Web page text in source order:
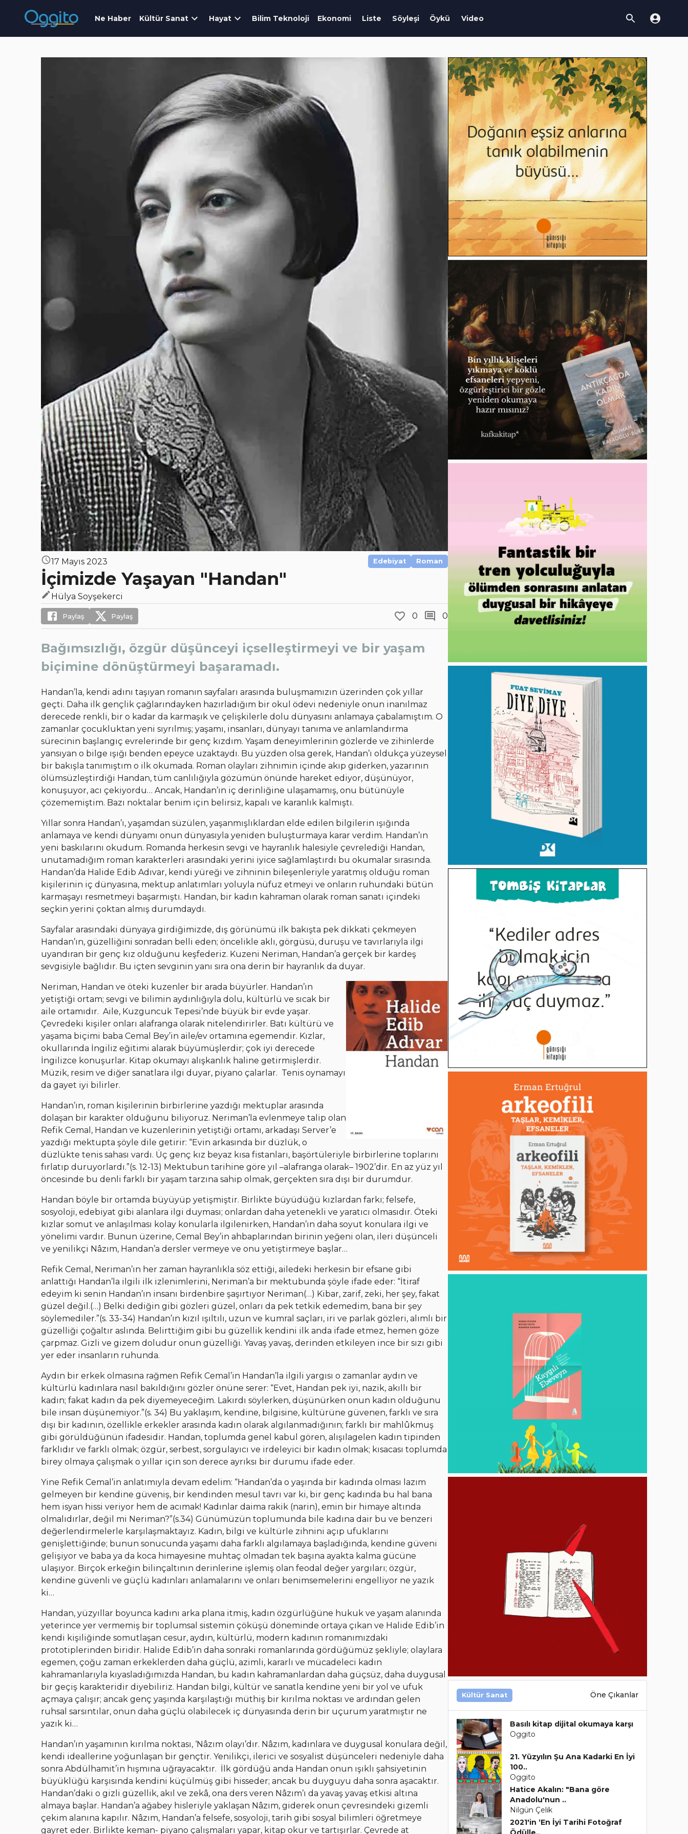
Ne Haber Kültür Sanat Hayat Bilim Teknoloji Ekonomi Liste Söyleşi Öykü Video
17 Mayıs 2023 Edebiyat Roman
İçimizde Yaşayan "Handan"
Hülya Soyşekerci
Paylaş Paylaş 0 0
Bağımsızlığı, özgür düşünceyi içselleştirmeyi ve bir yaşam
biçimine dönüştürmeyi başaramadı.
Handan’la, kendi adını taşıyan romanın sayfaları arasında buluşmamızın üzerinden çok yıllar
geçti. Daha ilk gençlik çağlarındayken hazırladığım bir okul ödevi nedeniyle onun inanılmaz
derecede renkli, bir o kadar da karmaşık ve çelişkilerle dolu dünyasını anlamaya çabalamıştım. O
zamanlar çocukluktan yeni sıyrılmış; yaşamı, insanları, dünyayı tanıma ve anlamlandırma
sürecinin başlangıç evrelerinde bir genç kızdım. Yaşam deneyimlerinin gözlerde ve zihinlerde
yansıyan o bilge ışığı benden epeyce uzaktaydı. Bu yüzden olsa gerek, Handan’ı oldukça yüzeysel
bir bakışla tanımıştım o ilk okumada. Roman olayları zihnimin içinde akıp giderken, yazarının
ölümsüzleştirdiği Handan, tüm canlılığıyla gözümün önünde hareket ediyor, düşünüyor,
konuşuyor, acı çekiyordu… Ancak, Handan’ın iç derinliğine ulaşamamış, onu bütünüyle
çözememiştim. Bazı noktalar benim için belirsiz, kapalı ve karanlık kalmıştı.
Yıllar sonra Handan’ı, yaşamdan süzülen, yaşanmışlıklardan elde edilen bilgilerin ışığında
anlamaya ve kendi dünyamı onun dünyasıyla yeniden buluşturmaya karar verdim. Handan’ın
yeni baskılarını okudum. Romanda herkesin sevgi ve hayranlık halesiyle çevrelediği Handan,
unutamadığım roman karakterleri arasındaki yerini iyice sağlamlaştırdı bu okumalar sırasında.
Handan’da Halide Edib Adıvar, kendi yüreği ve zihninin bileşenleriyle yaratmış olduğu roman
kişilerinin iç dünyasına, mektup anlatımları yoluyla nüfuz etmeyi ve onların ruhundaki bütün
karmaşayı resmetmeyi başarmıştı. Handan, bir kadın kahraman olarak roman sanatı içindeki
seçkin yerini çoktan almış durumdaydı.
Sayfalar arasındaki dünyaya girdiğimizde, dış görünümü ilk bakışta pek dikkati çekmeyen
Handan’ın, güzelliğini sonradan belli eden; öncelikle aklı, görgüsü, duruşu ve tavırlarıyla ilgi
uyandıran bir genç kız olduğunu keşfederiz. Kuzeni Neriman, Handan’a gerçek bir kardeş
sevgisiyle bağlıdır. Bu içten sevginin yanı sıra ona derin bir hayranlık da duyar.
Neriman, Handan ve öteki kuzenler bir arada büyürler. Handan’ın
yetiştiği ortam; sevgi ve bilimin aydınlığıyla dolu, kültürlü ve sıcak bir
aile ortamıdır. Aile, Kuzguncuk Tepesi’nde büyük bir evde yaşar.
Çevredeki kişiler onları alafranga olarak nitelendirirler. Batı kültürü ve
yaşama biçimi baba Cemal Bey’in aile/ev ortamına egemendir. Kızlar,
okullarında İngiliz eğitimi alarak büyümüşlerdir; çok iyi derecede
İngilizce konuşurlar. Kitap okumayı alışkanlık haline getirmişlerdir.
Müzik, resim ve diğer sanatlara ilgi duyar, piyano çalarlar. Tenis oynamayı
da gayet iyi bilirler.
Handan’ın, roman kişilerinin birbirlerine yazdığı mektuplar arasında
dolaşan bir karakter olduğunu biliyoruz. Neriman’la evlenmeye talip olan
Refik Cemal, Handan ve kuzenlerinin yetiştiği ortamı, arkadaşı Server’e
yazdığı mektupta şöyle dile getirir: “Evin arkasında bir düzlük, o
düzlükte tenis sahası vardı. Üç genç kız beyaz kısa fistanları, başörtüleriyle birbirlerine toplarını
fırlatıp duruyorlardı.”(s. 12-13) Mektubun tarihine göre yıl –alafranga olarak– 1902’dir. En az yüz yıl
öncesinde bu denli farklı bir yaşam tarzına sahip olmak, gerçekten sıra dışı bir durumdur.
Handan böyle bir ortamda büyüyüp yetişmiştir. Birlikte büyüdüğü kızlardan farkı; felsefe,
sosyoloji, edebiyat gibi alanlara ilgi duyması; onlardan daha yetenekli ve yaratıcı olmasıdır. Öteki
kızlar somut ve anlaşılması kolay konularla ilgilenirken, Handan’ın daha soyut konulara ilgi ve
yönelimi vardır. Bunun üzerine, Cemal Bey’in ahbaplarından birinin yeğeni olan, ileri düşünceli
ve yenilikçi Nâzım, Handan’a dersler vermeye ve onu yetiştirmeye başlar…
Refik Cemal, Neriman’ın her zaman hayranlıkla söz ettiği, ailedeki herkesin bir efsane gibi
anlattığı Handan’la ilgili ilk izlenimlerini, Neriman’a bir mektubunda şöyle ifade eder: “İtiraf
edeyim ki senin Handan’ın insanı birdenbire şaşırtıyor Neriman(…) Kibar, zarif, zeki, her şey, fakat
güzel değil.(…) Belki dediğin gibi gözleri güzel, onları da pek tetkik edemedim, bana bir şey
söylemediler.”(s. 33-34) Handan’ın kızıl ışıltılı, uzun ve kumral saçları, iri ve parlak gözleri, alımlı bir
güzelliği çoğaltır aslında. Belirttiğim gibi bu güzellik kendini ilk anda ifade etmez, hemen göze
çarpmaz. Gizli ve gizem doludur onun güzelliği. Yavaş yavaş, derinden etkileyen ince bir sızı gibi
yer eder insanların ruhunda.
Aydın bir erkek olmasına rağmen Refik Cemal’in Handan’la ilgili yargısı o zamanlar aydın ve
kültürlü kadınlara nasıl bakıldığını gözler önüne serer: “Evet, Handan pek iyi, nazik, akıllı bir
kadın; fakat kadın da pek diyemeyeceğim. Lakırdı söylerken, düşünürken onun kadın olduğunu
bile insan düşünemiyor.”(s. 34) Bu yaklaşım, kendine, bilgisine, kültürüne güvenen, farklı ve sıra
dışı bir kadının, özellikle erkekler arasında kadın olarak algılanmadığının; farklı bir mahlûkmuş
gibi görüldüğünün ifadesidir. Handan, toplumda genel kabul gören, alışılagelen kadın tipinden
farklıdır ve farklı olmak; özgür, serbest, sorgulayıcı ve irdeleyici bir kadın olmak; kısacası toplumda
birey olmaya çalışmak o yıllar için son derece ayrıksı bir durumu ifade eder.
Yine Refik Cemal’in anlatımıyla devam edelim: “Handan’da o yaşında bir kadında olması lazım
gelmeyen bir kendine güveniş, bir kendinden mesul tavrı var ki, bir genç kadında bu hal bana
hem isyan hissi veriyor hem de acımak! Kadınlar daima rakik (narin), emin bir himaye altında
olmalıdırlar, değil mi Neriman?”(s.34) Günümüzün toplumunda bile kadına dair bu ve benzeri
değerlendirmelerle karşılaşmaktayız. Kadın, bilgi ve kültürle zihnini açıp ufuklarını
genişlettiğinde; bunun sonucunda yaşamı daha farklı algılamaya başladığında, kendine güveni
gelişiyor ve baba ya da koca himayesine muhtaç olmadan tek başına ayakta kalma gücüne
ulaşıyor. Birçok erkeğin bilinçaltının derinlerine işlemiş olan feodal değer yargıları; özgür,
kendine güvenli ve güçlü kadınları anlamalarını ve onları benimsemelerini engelliyor ne yazık
ki…
Handan, yüzyıllar boyunca kadını arka plana itmiş, kadın özgürlüğüne hukuk ve yaşam alanında
yeterince yer vermemiş bir toplumsal sistemin çöküşü döneminde ortaya çıkan ve Halide Edib’in
kendi kişiliğinde somutlaşan cesur, aydın, kültürlü, modern kadının romanımızdaki
prototiplerinden biridir. Halide Edib’in daha sonraki romanlarında gördüğümüz şekliyle; olaylara
egemen, çoğu zaman erkeklerden daha güçlü, azimli, kararlı ve mücadeleci kadın
kahramanlarıyla kıyasladığımızda Handan, bu kadın kahramanlardan daha güçsüz, daha duygusal
bir geçiş karakteridir diyebiliriz. Handan bilgi, kültür ve sanatla kendine yeni bir yol ve ufuk
açmaya çalışır; ancak genç yaşında karşılaştığı müthiş bir kırılma noktası ve ardından gelen
ruhsal sarsıntılar, onun daha güçlü olabilecek iç dünyasında derin bir uçurum yaratmıştır ne
yazık ki…
Handan’ın yaşamının kırılma noktası, ‘Nâzım olayı’dır. Nâzım, kadınlara ve duygusal konulara değil,
kendi ideallerine yoğunlaşan bir gençtir. Yenilikçi, ilerici ve sosyalist düşünceleri nedeniyle daha
sonra Abdülhamit’in hışmına uğrayacaktır. İlk gördüğü anda Handan onun ışıklı şahsiyetinin
büyüklüğü karşısında kendini küçülmüş gibi hisseder; ancak bu duyguyu daha sonra aşacaktır.
Handan’daki o gizli güzellik, akıl ve zekâ, ona ders veren Nâzım’ı da yavaş yavaş etkisi altına
almaya başlar. Handan’a ağabey hisleriyle yaklaşan Nâzım, giderek onun çevresindeki gizemli
çekim alanına kapılır. Nâzım, Handan’a felsefe, sosyoloji, tarih gibi sosyal bilimleri öğretmeye
gayret eder. Birlikte keman- piyano çalışmaları yapar, kitap okur ve tartışırlar. Çevrede at
Kültür Sanat Öne Çıkanlar
Basılı kitap dijital okumaya karşı
Oggito
21. Yüzyılın Şu Ana Kadarki En İyi
100..
Oggito
Hatice Akalın: "Bana göre
Anadolu'nun ..
Nilgün Çelik
2021'in ‘En İyi Tarihi Fotoğraf